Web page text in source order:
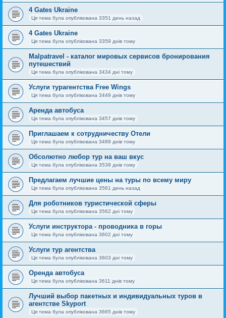
4 Gates Ukraine
Ця тема була опублікована 3351 день назад
4 Gates Ukraine
Ця тема була опублікована 3359 днів тому
Malpatravel - каталог мировых сервисов бронирования
путешествий
Ця тема була опублікована 3434 дні тому
Услуги турагентства Free Wings
Ця тема була опублікована 3449 днів тому
Аренда автобуса
Ця тема була опублікована 3457 днів тому
Приглашаем к сотрудничеству Отели
Ця тема була опублікована 3489 днів тому
Обсолютно любор тур на ваш вкус
Ця тема була опублікована 3539 днів тому
Предлагаем лучшие цены на туры по всему миру
Ця тема була опублікована 3561 день назад
Для роботников туристической сферы
Ця тема була опублікована 3562 дні тому
Услуги инструктора - проводника в горы
Ця тема була опублікована 3602 дні тому
Услуги тур агентства
Ця тема була опублікована 3603 дні тому
Оренда автобуса
Ця тема була опублікована 3611 днів тому
Лучший выбор пакетных и индивидуальных туров в
агентстве Skyport
Ця тема була опублікована 3665 днів тому